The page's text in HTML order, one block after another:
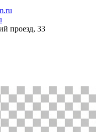
проезд, 33